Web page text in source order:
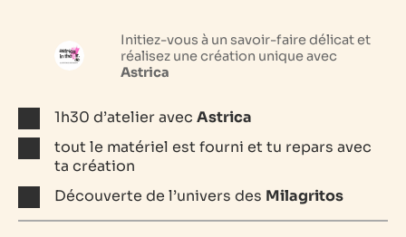
Initiez-vous à un savoir-faire délicat et
réalisez une création unique avec
Astrica
1h30 d’atelier avec Astrica
tout le matériel est fourni et tu repars avec
ta création
Découverte de l’univers des Milagritos